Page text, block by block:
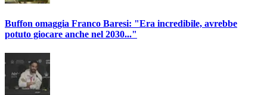
Buffon omaggia Franco Baresi: "Era incredibile, avrebbe
potuto giocare anche nel 2030..."